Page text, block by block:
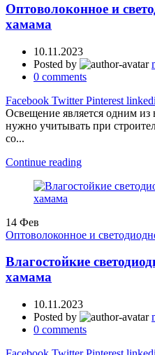
Оптоволоконное и
хамама
10.11.2023
Posted by
0 comments
Facebook Twitter Pinterest
Освещение является одним
нужно учитывать при
со...
Continue reading
14 Фев
Оптоволоконное и
Влагостойкие
хамама
10.11.2023
Posted by
0 comments